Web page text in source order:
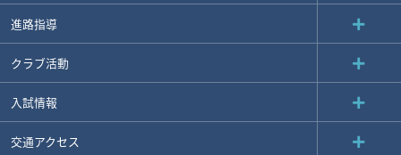
進路指導
クラブ活動
入試情報
交通アクセス